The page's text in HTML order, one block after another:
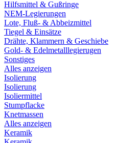
Hilfsmittel & Gußringe
NEM-Legierungen
Lote, Fluß- & Abbeizmittel
Tiegel & Einsätze
Drähte, Klammern & Geschiebe
Gold- & Edelmetalllegierugen
Sonstiges
Alles anzeigen
Isolierung
Isolierung
Isoliermittel
Stumpflacke
Knetmassen
Alles anzeigen
Keramik